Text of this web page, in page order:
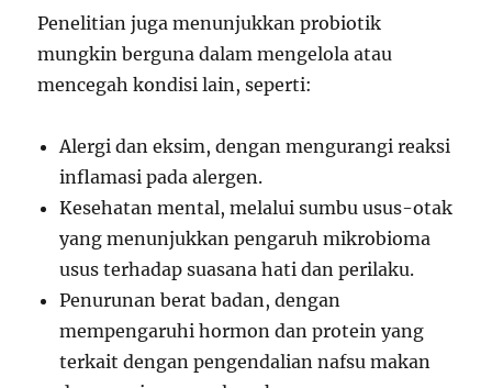
Penelitian juga menunjukkan probiotik
mungkin berguna dalam mengelola atau
mencegah kondisi lain, seperti:
Alergi dan eksim, dengan mengurangi reaksi
inflamasi pada alergen.
Kesehatan mental, melalui sumbu usus-otak
yang menunjukkan pengaruh mikrobioma
usus terhadap suasana hati dan perilaku.
Penurunan berat badan, dengan
mempengaruhi hormon dan protein yang
terkait dengan pengendalian nafsu makan